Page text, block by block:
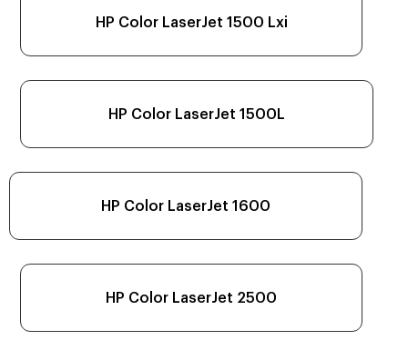
HP Color LaserJet 1500 Lxi
HP Color LaserJet 1500L
HP Color LaserJet 1600
HP Color LaserJet 2500